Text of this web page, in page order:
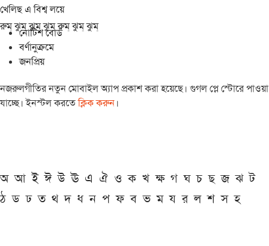
খেলিছ এ বিশ্ব লয়ে
রুম্ ঝুম্ ঝুম্ ঝুম্ রুম্ ঝুম্ ঝুম্
নোটিশ বোর্ড
বর্ণানুক্রমে
জনপ্রিয়
নজরুলগীতির নতুন মোবাইল অ্যাপ প্রকাশ করা হয়েছে। গুগল প্লে স্টোরে পাওয়া
যাচ্ছে। ইনস্টল করতেক্লিক করুন।
অ আ ই ঈ উ ঊ এ ঐ ও ক খ ক্ষ গ ঘ চ ছ জ ঝ ট
ঠ ড ঢ ত থ দ ধ ন প ফ ব ভ ম য র ল শ স হ